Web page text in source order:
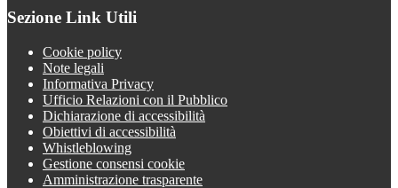
Sezione Link Utili
Cookie policy
Note legali
Informativa Privacy
Ufficio Relazioni con il Pubblico
Dichiarazione di accessibilità
Obiettivi di accessibilità
Whistleblowing
Gestione consensi cookie
Amministrazione trasparente